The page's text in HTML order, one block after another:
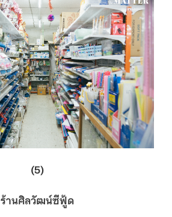
(5)
ร้านศิลวัฒน์ซีฟู้ด